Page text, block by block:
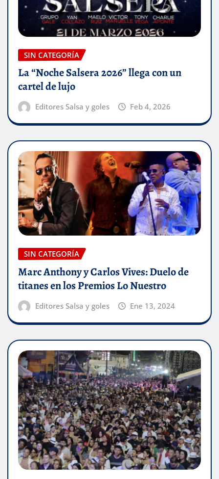
SIN CATEGORÍA
La “Noche Salsera 2026” llega con un
cartel de lujo
Editores Salsa y goles Feb 4, 2026
SIN CATEGORÍA
Marc Anthony y Carlos Vives: Duelo de
titanes en los Premios Lo Nuestro
Editores Salsa y goles Ene 13, 2024